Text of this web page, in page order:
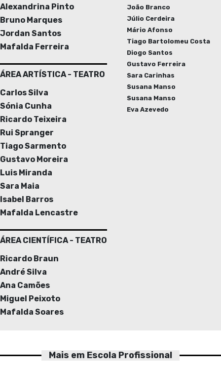
Alexandrina Pinto
Bruno Marques
Jordan Santos
Mafalda Ferreira
ÁREA ARTÍSTICA - TEATRO
Carlos Silva
Sónia Cunha
Ricardo Teixeira
Rui Spranger
Tiago Sarmento
Gustavo Moreira
Luis Miranda
Sara Maia
Isabel Barros
Mafalda Lencastre
ÁREA CIENTÍFICA - TEATRO
Ricardo Braun
André Silva
Ana Camões
Miguel Peixoto
Mafalda Soares
João Branco
Júlio Cerdeira
Mário Afonso
Tiago Bartolomeu Costa
Diogo Santos
Gustavo Ferreira
Sara Carinhas
Susana Manso
Susana Manso
Eva Azevedo
Mais em Escola Profissional